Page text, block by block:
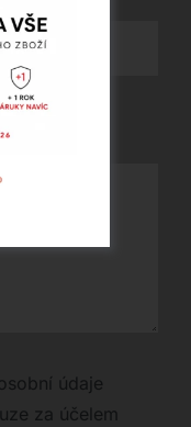
údaje
za účelem